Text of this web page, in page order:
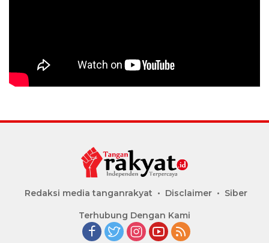
Redaksi media tanganrakyat Disclaimer Siber
Terhubung Dengan Kami